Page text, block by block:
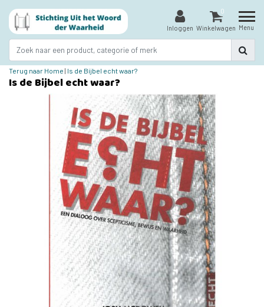
Inloggen
0
Winkelwagen Menu
Terug naar Home | Is de Bijbel echt waar?
Is de Bijbel echt waar?